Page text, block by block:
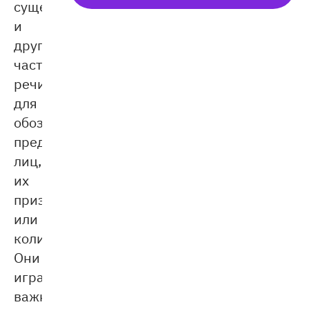
существительных
и
других
частей
речи
для
обозначения
предметов,
лиц,
их
признаков
или
количества.
Они
играют
важную